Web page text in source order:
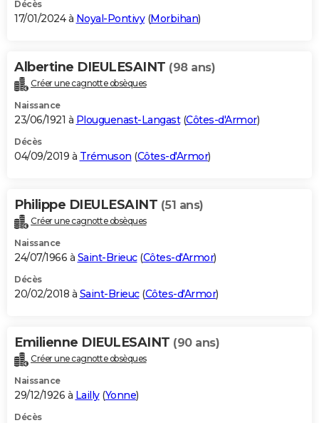
Décès
17/01/2024 à Noyal-Pontivy(Morbihan)
Albertine DIEULESAINT (98 ans)
Créer une cagnotte obsèques
Naissance
23/06/1921 à Plouguenast-Langast(Côtes-d'Armor)
Décès
04/09/2019 à Trémuson (Côtes-d'Armor)
Philippe DIEULESAINT (51 ans)
Créer une cagnotte obsèques
Naissance
24/07/1966 à Saint-Brieuc(Côtes-d'Armor)
Décès
20/02/2018 à Saint-Brieuc(Côtes-d'Armor)
Emilienne DIEULESAINT (90 ans)
Créer une cagnotte obsèques
Naissance
29/12/1926 à Lailly(Yonne)
Décès